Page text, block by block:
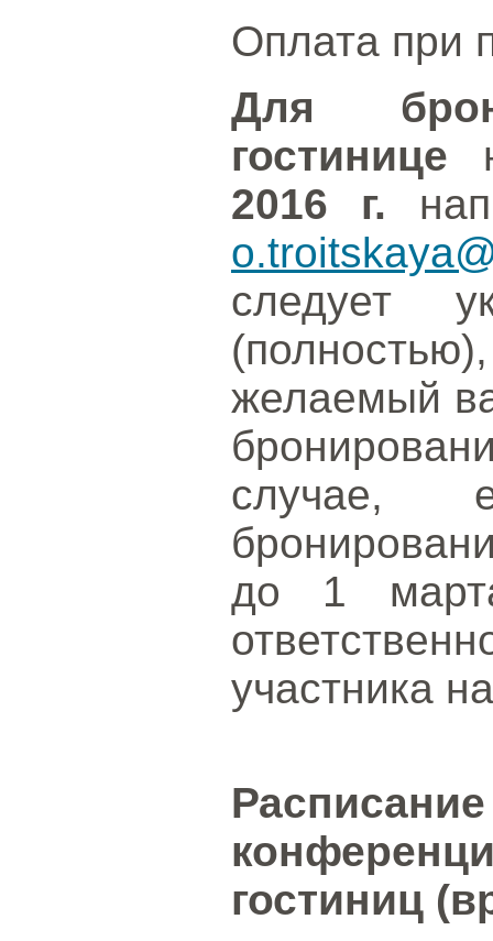
Оплата при
Для
гостинице
2016 г.
следует
желаемый
случае,
до 1
участника
гостиниц